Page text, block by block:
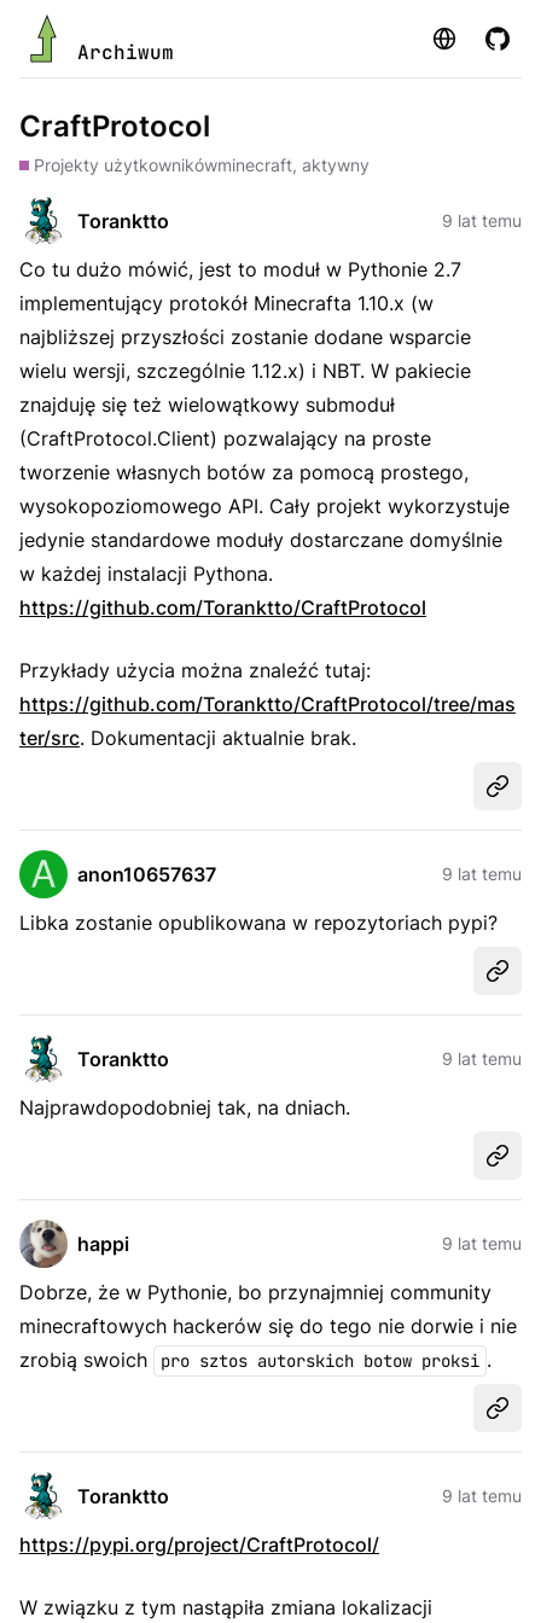
Archiwum Strona
CraftProtocol
Projekty użytkownikówminecraft, aktywny
Toranktto 9 lat temu
Co tu dużo mówić, jest to moduł w Pythonie 2.7
implementujący protokół Minecrafta 1.10.x (w
najbliższej przyszłości zostanie dodane wsparcie
wielu wersji, szczególnie 1.12.x) i NBT. W pakiecie
znajduję się też wielowątkowy submoduł
(CraftProtocol.Client) pozwalający na proste
tworzenie własnych botów za pomocą prostego,
wysokopoziomowego API. Cały projekt wykorzystuje
jedynie standardowe moduły dostarczane domyślnie
w każdej instalacji Pythona.
https://github.com/Toranktto/CraftProtocol
Przykłady użycia można znaleźć tutaj:
https://github.com/Toranktto/CraftProtocol/tree/mas
ter/src. Dokumentacji aktualnie brak.
anon10657637 9 lat temu
Libka zostanie opublikowana w repozytoriach pypi?
Toranktto 9 lat temu
Najprawdopodobniej tak, na dniach.
happi 9 lat temu
Dobrze, że w Pythonie, bo przynajmniej community
minecraftowych hackerów się do tego nie dorwie i nie
zrobią swoich
pro sztos autorskich botow proksi .
Toranktto 9 lat temu
https://pypi.org/project/CraftProtocol/
W związku z tym nastąpiła zmiana lokalizacji